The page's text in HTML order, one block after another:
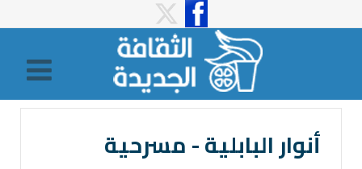
أنوار البابلية - مسرحية